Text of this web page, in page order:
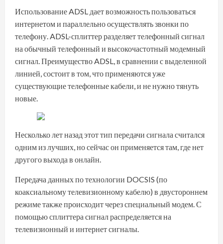
Использование ADSL дает возможность пользоваться
интернетом и параллельно осуществлять звонки по
телефону. ADSL-сплиттер разделяет телефонный сигнал
на обычный телефонный и высокочастотный модемный
сигнал. Преимущество ADSL, в сравнении с выделенной
линией, состоит в том, что применяются уже
существующие телефонные кабели, и не нужно тянуть
новые.
Несколько лет назад этот тип передачи сигнала считался
одним из лучших, но сейчас он применяется там, где нет
другого выхода в онлайн.
Передача данных по технологии DOCSIS (по
коаксиальному телевизионному кабелю) в двустороннем
режиме также происходит через специальный модем. С
помощью сплиттера сигнал распределяется на
телевизионный и интернет сигналы.